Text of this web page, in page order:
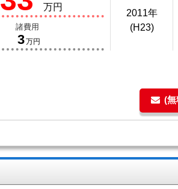
万円
諸費用
3万円
2011年
(H23)
(